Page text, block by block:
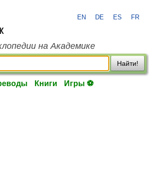
EN DE ES FR
на Академике
Найти!
Книги Игры ⚽